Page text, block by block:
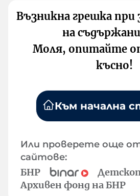
Възникна грешка при
на
Моля, опитайте
късно!
Към начална
Или проверете още
сайтове:
БНР
Архивен фонд на БНР